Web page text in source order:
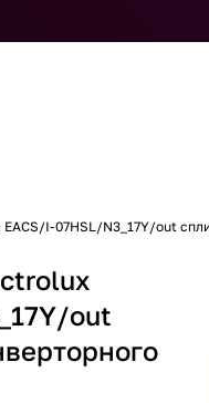
I-07HSL/N3_17Y/out
out